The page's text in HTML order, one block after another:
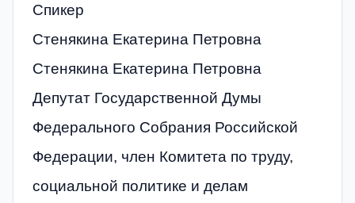
Спикер
Стенякина Екатерина Петровна
Стенякина Екатерина Петровна
Депутат Государственной Думы
Федерального Собрания Российской
Федерации, член Комитета по труду,
социальной политике и делам